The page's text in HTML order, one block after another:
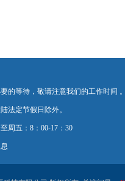
的等待，敬请注意我们的工作时间
法定节假日除外。
周五：8：00-17：30